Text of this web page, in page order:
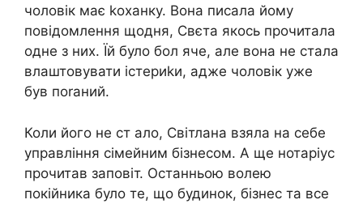
чоловік має kоханку. Вона писала йому
повідомлення щодня, Свєта якось прочитала
одне з них. Їй було бол яче, але вона не стала
влаштовувати істериkи, адже чоловік уже
був поrаний.
Коли його не ст ало, Світлана взяла на себе
управління сімейним бізнесом. А ще нотаріус
прочитав заповіт. Останньою волею
покійника було те, що будинок, бізнес та все